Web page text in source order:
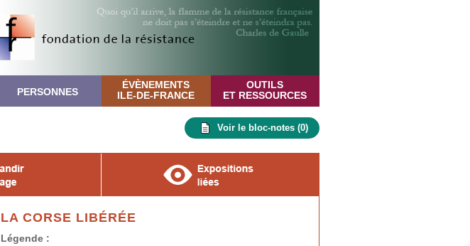
PERSONNES
ÉVÈNEMENTS
ILE-DE-FRANCE
OUTILS
ET RESSOURCES
Voir le bloc-notes (0)
LA CORSE LIBÉRÉE
Légende :